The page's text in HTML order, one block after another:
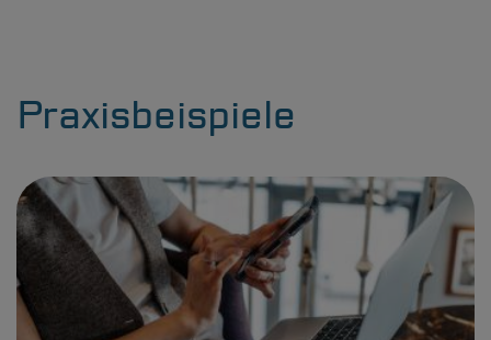
Praxisbeispiele